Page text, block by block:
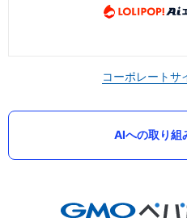
コーポレートサ
AIへの取り組